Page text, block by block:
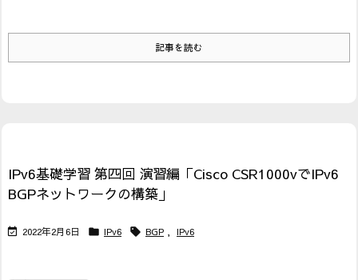
記事を読む
IPv6基礎学習 第四回 演習編「Cisco CSR1000vでIPv6
BGPネットワークの構築」
 2022年2月6日  IPv6  BGP , IPv6